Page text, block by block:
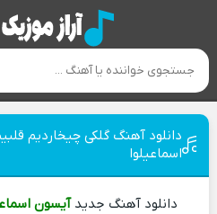
دانلود آهنگ گلکی چیخاردیم
اسماعیلوا
دانلود آهنگ جدیدآیسون